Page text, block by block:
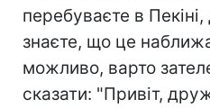
перебуваєте в Пекіні,
знаєте, що це
можливо, варто
сказати: "Привіт,